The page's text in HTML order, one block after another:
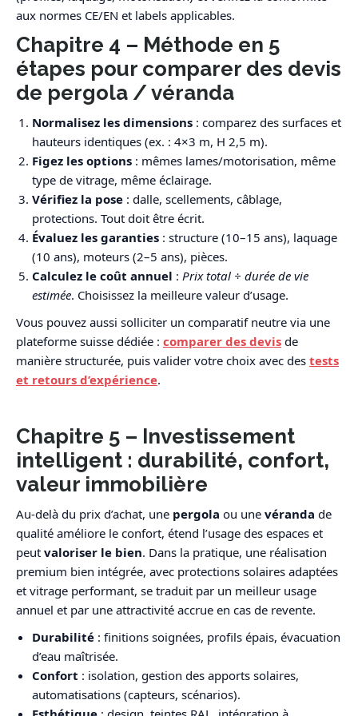
aux normes CE/EN et labels applicables.
Chapitre 4 – Méthode en 5
étapes pour comparer des devis
de pergola / véranda
Normalisez les dimensions : comparez des surfaces et
hauteurs identiques (ex. : 4×3 m, H 2,5 m).
Figez les options : mêmes lames/motorisation, même
type de vitrage, même éclairage.
Vérifiez la pose : dalle, scellements, câblage,
protections. Tout doit être écrit.
Évaluez les garanties : structure (10–15 ans), laquage
(10 ans), moteurs (2–5 ans), pièces.
Calculez le coût annuel : Prix total ÷ durée de vie
estimée. Choisissez la meilleure valeur d’usage.
Vous pouvez aussi solliciter un comparatif neutre via une
plateforme suisse dédiée : comparer des devis de
manière structurée, puis valider votre choix avec des tests
et retours d’expérience.
Chapitre 5 – Investissement
intelligent : durabilité, confort,
valeur immobilière
Au-delà du prix d’achat, une pergola ou une véranda de
qualité améliore le confort, étend l’usage des espaces et
peut valoriser le bien. Dans la pratique, une réalisation
premium bien intégrée, avec protections solaires adaptées
et vitrage performant, se traduit par un meilleur usage
annuel et par une attractivité accrue en cas de revente.
Durabilité : finitions soignées, profils épais, évacuation
d’eau maîtrisée.
Confort : isolation, gestion des apports solaires,
automatisations (capteurs, scénarios).